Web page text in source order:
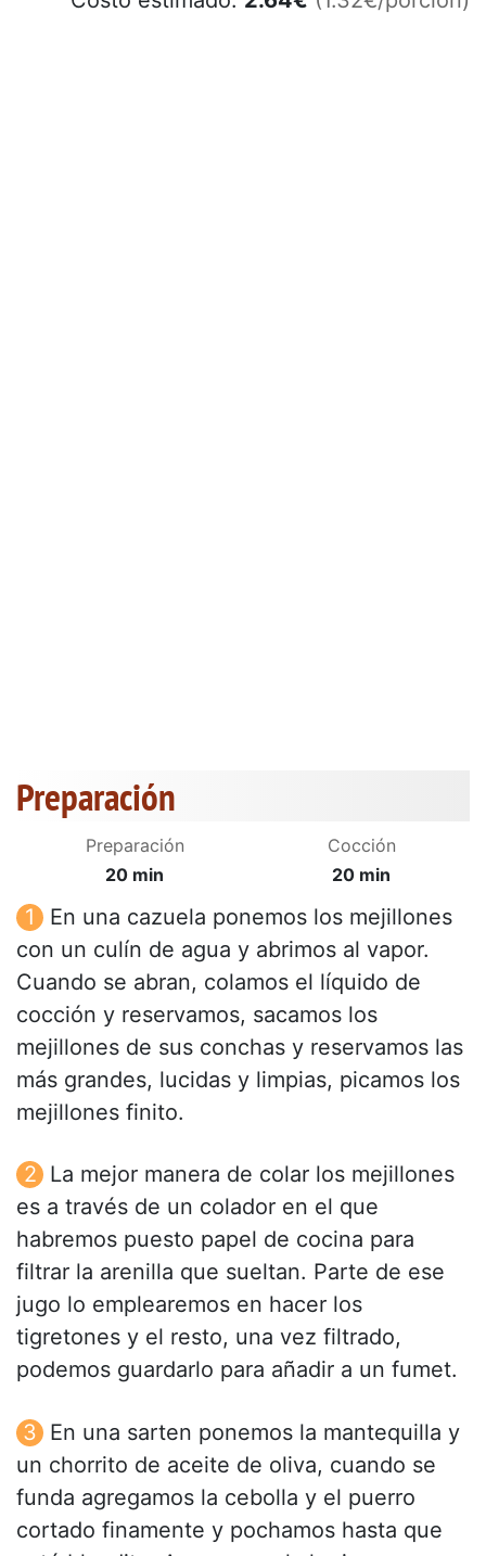
Preparación
Preparación
20 min
Cocción
20 min
En una cazuela ponemos los mejillones
con un culín de agua y abrimos al vapor.
Cuando se abran, colamos el líquido de
cocción y reservamos, sacamos los
mejillones de sus conchas y reservamos las
más grandes, lucidas y limpias, picamos los
mejillones finito.
La mejor manera de colar los mejillones
es a través de un colador en el que
habremos puesto papel de cocina para
filtrar la arenilla que sueltan. Parte de ese
jugo lo emplearemos en hacer los
tigretones y el resto, una vez filtrado,
podemos guardarlo para añadir a un fumet.
En una sarten ponemos la mantequilla y
un chorrito de aceite de oliva, cuando se
funda agregamos la cebolla y el puerro
cortado finamente y pochamos hasta que